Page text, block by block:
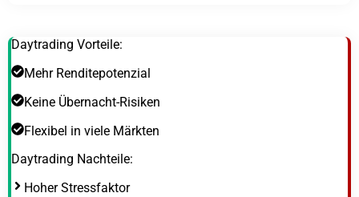
Daytrading Vorteile:
Mehr Renditepotenzial
Keine Übernacht-Risiken
Flexibel in viele Märkten
Daytrading Nachteile:
Hoher Stressfaktor